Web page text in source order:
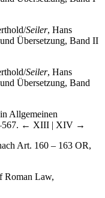
Seiler, Hans
Übersetzung, Band II
Seiler, Hans
Übersetzung, Band
Allgemeinen
← XIII | XIV →
Art. 160 – 163 OR,
Roman Law,